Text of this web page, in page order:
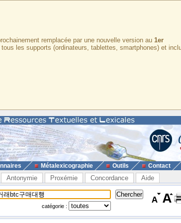
remplacée par une nouvelle version au 1er
les supports (ordinateurs, tablettes, smartphones) et
Métalexicographie Outils Contact
Antonymie Proxémie Concordance Aide
catégorie :